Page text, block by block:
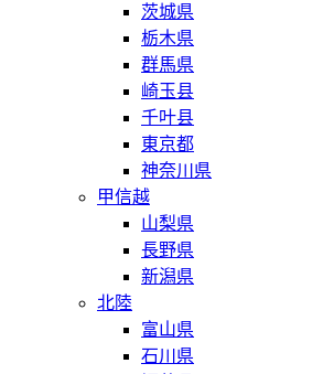
茨城県
栃木県
群馬県
崎玉县
千叶县
東京都
神奈川県
甲信越
山梨県
長野県
新潟県
北陸
富山県
石川県